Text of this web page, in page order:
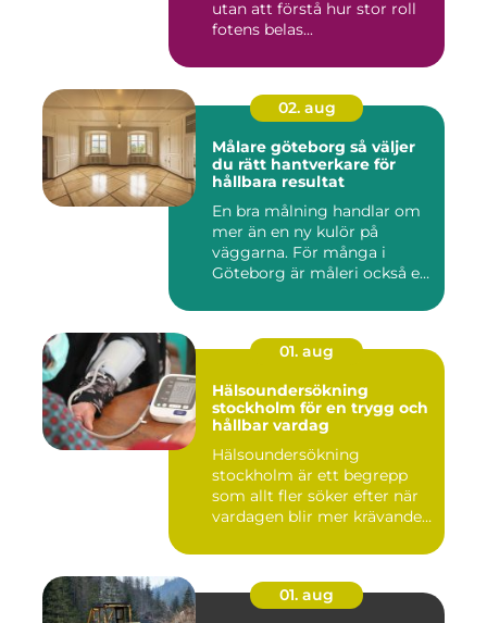
utan att förstå hur stor roll
fotens belas...
02. aug
Målare göteborg så väljer
du rätt hantverkare för
hållbara resultat
En bra målning handlar om
mer än en ny kulör på
väggarna. För många i
Göteborg är måleri också ett
01. aug
Hälsoundersökning
stockholm för en trygg och
hållbar vardag
Hälsoundersökning
stockholm är ett begrepp
som allt fler söker efter när
vardagen blir mer krävande
01. aug